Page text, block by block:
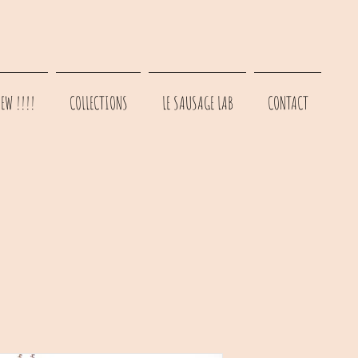
!!!! COLLECTIONS LE SAUSAGE LAB CONTACT